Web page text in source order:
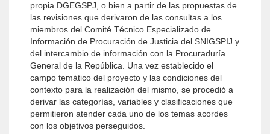
propia DGEGSPJ, o bien a partir de las propuestas de
las revisiones que derivaron de las consultas a los
miembros del Comité Técnico Especializado de
Información de Procuración de Justicia del SNIGSPIJ y
del intercambio de información con la Procuraduría
General de la República. Una vez establecido el
campo temático del proyecto y las condiciones del
contexto para la realización del mismo, se procedió a
derivar las categorías, variables y clasificaciones que
permitieron atender cada uno de los temas acordes
con los objetivos perseguidos.